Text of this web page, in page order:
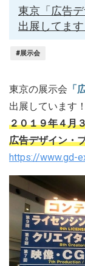
東京「広告
出展してます
#展示会
東京の展示会 「
出展しています！
２０１９年４月
広告デザイン・
https://www.gd-